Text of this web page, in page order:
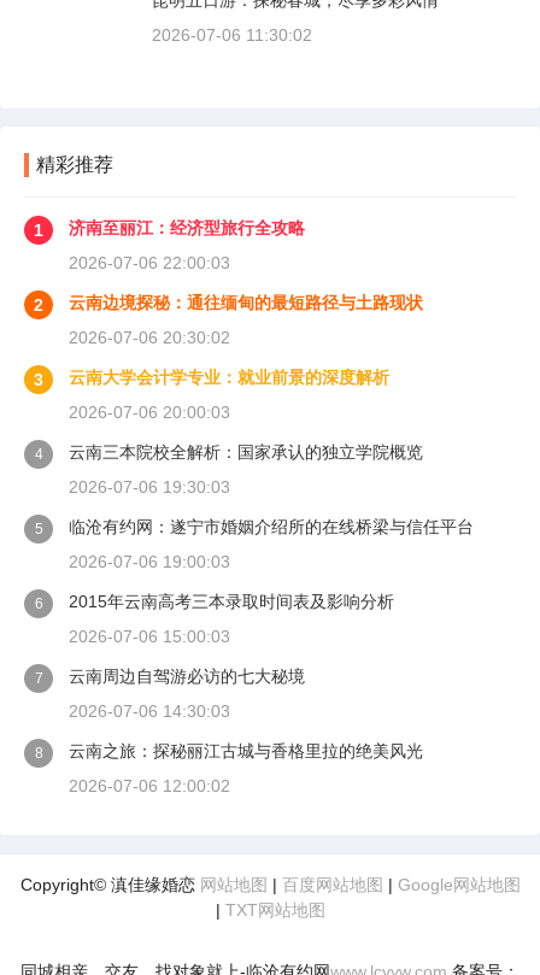
2026-07-06 11:30:02
精彩推荐
1
济南至丽江：经济型旅行全攻略
2026-07-06 22:00:03
2
云南边境探秘：通往缅甸的最短路径与土路现状
2026-07-06 20:30:02
3
云南大学会计学专业：就业前景的深度解析
2026-07-06 20:00:03
4
云南三本院校全解析：国家承认的独立学院概览
2026-07-06 19:30:03
5
临沧有约网：遂宁市婚姻介绍所的在线桥梁与信任平台
2026-07-06 19:00:03
6
2015年云南高考三本录取时间表及影响分析
2026-07-06 15:00:03
7
云南周边自驾游必访的七大秘境
2026-07-06 14:30:03
8
云南之旅：探秘丽江古城与香格里拉的绝美风光
2026-07-06 12:00:02
Copyright© 滇佳缘婚恋 网站地图 | 百度网站地图 | Google网站地图
| TXT网站地图